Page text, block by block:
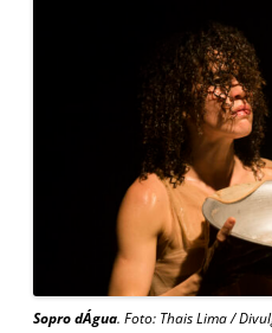
Sopro dÁgua. Foto: Thais Lima /